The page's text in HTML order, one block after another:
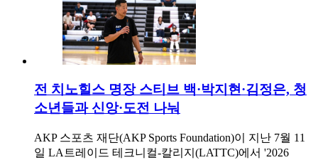
전 치노힐스 명장 스티브 백·박지현·김정은, 청
소년들과 신앙·도전 나눠
AKP 스포츠 재단(AKP Sports Foundation)이 지난 7월 11
일 LA트레이드 테크니컬-칼리지(LATTC)에서 '2026